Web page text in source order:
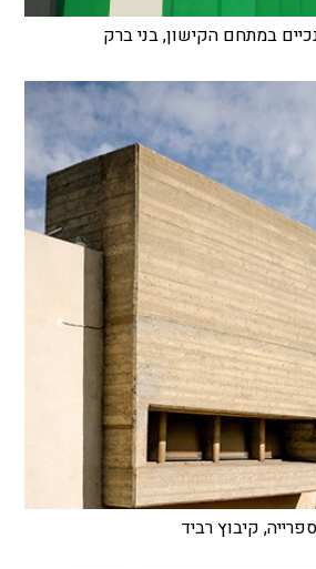
במתחם הקישון, בני ברק
ספרייה, קיבוץ רביד